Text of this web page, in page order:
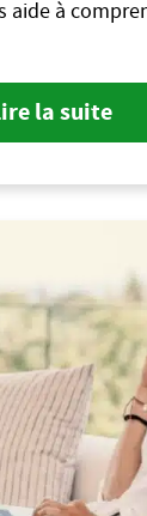
aide à
la suite